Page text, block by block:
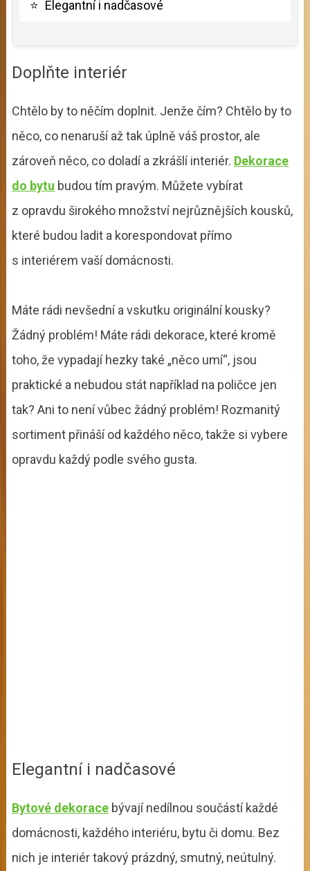
⭐ Elegantní i nadčasové
Doplňte interiér
Chtělo by to něčím doplnit. Jenže čím? Chtělo by to
něco, co nenaruší až tak úplně váš prostor, ale
zároveň něco, co doladí a zkrášlí interiér. Dekorace
do bytu budou tím pravým. Můžete vybírat
z opravdu širokého množství nejrůznějších kousků,
které budou ladit a korespondovat přímo
s interiérem vaší domácnosti.
Máte rádi nevšední a vskutku originální kousky?
Žádný problém! Máte rádi dekorace, které kromě
toho, že vypadají hezky také „něco umí“, jsou
praktické a nebudou stát například na poličce jen
tak? Ani to není vůbec žádný problém! Rozmanitý
sortiment přináší od každého něco, takže si vybere
opravdu každý podle svého gusta.
Elegantní i nadčasové
Bytové dekoracebývají nedílnou součástí každé
domácnosti, každého interiéru, bytu či domu. Bez
nich je interiér takový prázdný, smutný, neútulný.